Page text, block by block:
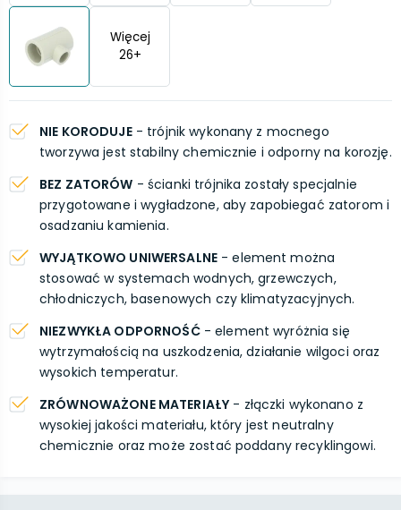
Więcej
26+
NIE KORODUJE- trójnik wykonany z mocnego
tworzywa jest stabilny chemicznie i odporny na korozję.
BEZ ZATORÓW - ścianki trójnika zostały specjalnie
przygotowane i wygładzone, aby zapobiegać zatorom i
osadzaniu kamienia.
WYJĄTKOWO UNIWERSALNE- element można
stosować w systemach wodnych, grzewczych,
chłodniczych, basenowych czy klimatyzacyjnych.
NIEZWYKŁA ODPORNOŚĆ- element wyróżnia się
wytrzymałością na uszkodzenia, działanie wilgoci oraz
wysokich temperatur.
ZRÓWNOWAŻONE MATERIAŁY - złączki wykonano z
wysokiej jakości materiału, który jest neutralny
chemicznie oraz może zostać poddany recyklingowi.